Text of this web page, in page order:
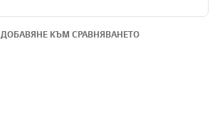
ДОБАВЯНЕ КЪМ СРАВНЯВАНЕТО